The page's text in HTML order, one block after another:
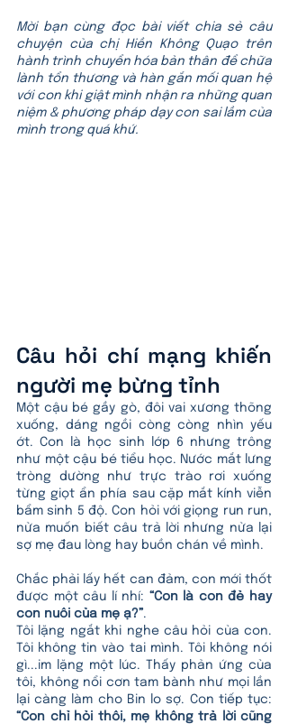
Mời bạn cùng đọc bài viết chia sẻ câu
chuyện của chị Hiền Không Quạo trên
hành trình chuyển hóa bản thân để chữa
lành tổn thương và hàn gắn mối quan hệ
với con khi giật mình nhận ra những quan
niệm & phương pháp dạy con sai lầm của
mình trong quá khứ.
Câu hỏi chí mạng khiến
người mẹ bừng tỉnh
Một cậu bé gầy gò, đôi vai xương thõng
xuống, dáng ngồi còng còng nhìn yếu
ớt. Con là học sinh lớp 6 nhưng trông
như một cậu bé tiểu học. Nước mắt lưng
tròng dường như trực trào rơi xuống
từng giọt ẩn phía sau cặp mắt kính viễn
bẩm sinh 5 độ. Con hỏi với giọng run run,
nửa muốn biết câu trả lời nhưng nửa lại
sợ mẹ đau lòng hay buồn chán về mình.
Chắc phải lấy hết can đảm, con mới thốt
được một câu lí nhí: “Con là con đẻ hay
con nuôi của mẹ ạ?”.
Tôi lặng ngắt khi nghe câu hỏi của con.
Tôi không tin vào tai mình. Tôi không nói
gì...im lặng một lúc. Thấy phản ứng của
tôi, không nổi cơn tam bành như mọi lần
“Con chỉ hỏi thôi, mẹ không trả lời cũng